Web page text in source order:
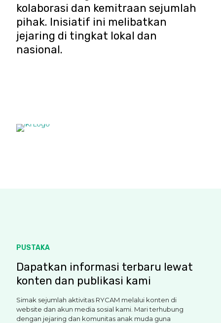
kolaborasi dan kemitraan sejumlah
pihak. Inisiatif ini melibatkan
jejaring di tingkat lokal dan
nasional.
PUSTAKA
Dapatkan informasi terbaru lewat
konten dan publikasi kami
Simak sejumlah aktivitas RYCAM melalui konten di
website dan akun media sosial kami. Mari terhubung
dengan jejaring dan komunitas anak muda guna